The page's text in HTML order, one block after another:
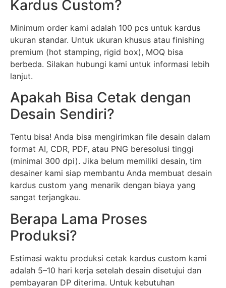
Kardus Custom?
Minimum order kami adalah 100 pcs untuk kardus
ukuran standar. Untuk ukuran khusus atau finishing
premium (hot stamping, rigid box), MOQ bisa
berbeda. Silakan hubungi kami untuk informasi lebih
lanjut.
Apakah Bisa Cetak dengan
Desain Sendiri?
Tentu bisa! Anda bisa mengirimkan file desain dalam
format AI, CDR, PDF, atau PNG beresolusi tinggi
(minimal 300 dpi). Jika belum memiliki desain, tim
desainer kami siap membantu Anda membuat desain
kardus custom yang menarik dengan biaya yang
sangat terjangkau.
Berapa Lama Proses
Produksi?
Estimasi waktu produksi cetak kardus custom kami
adalah 5–10 hari kerja setelah desain disetujui dan
pembayaran DP diterima. Untuk kebutuhan